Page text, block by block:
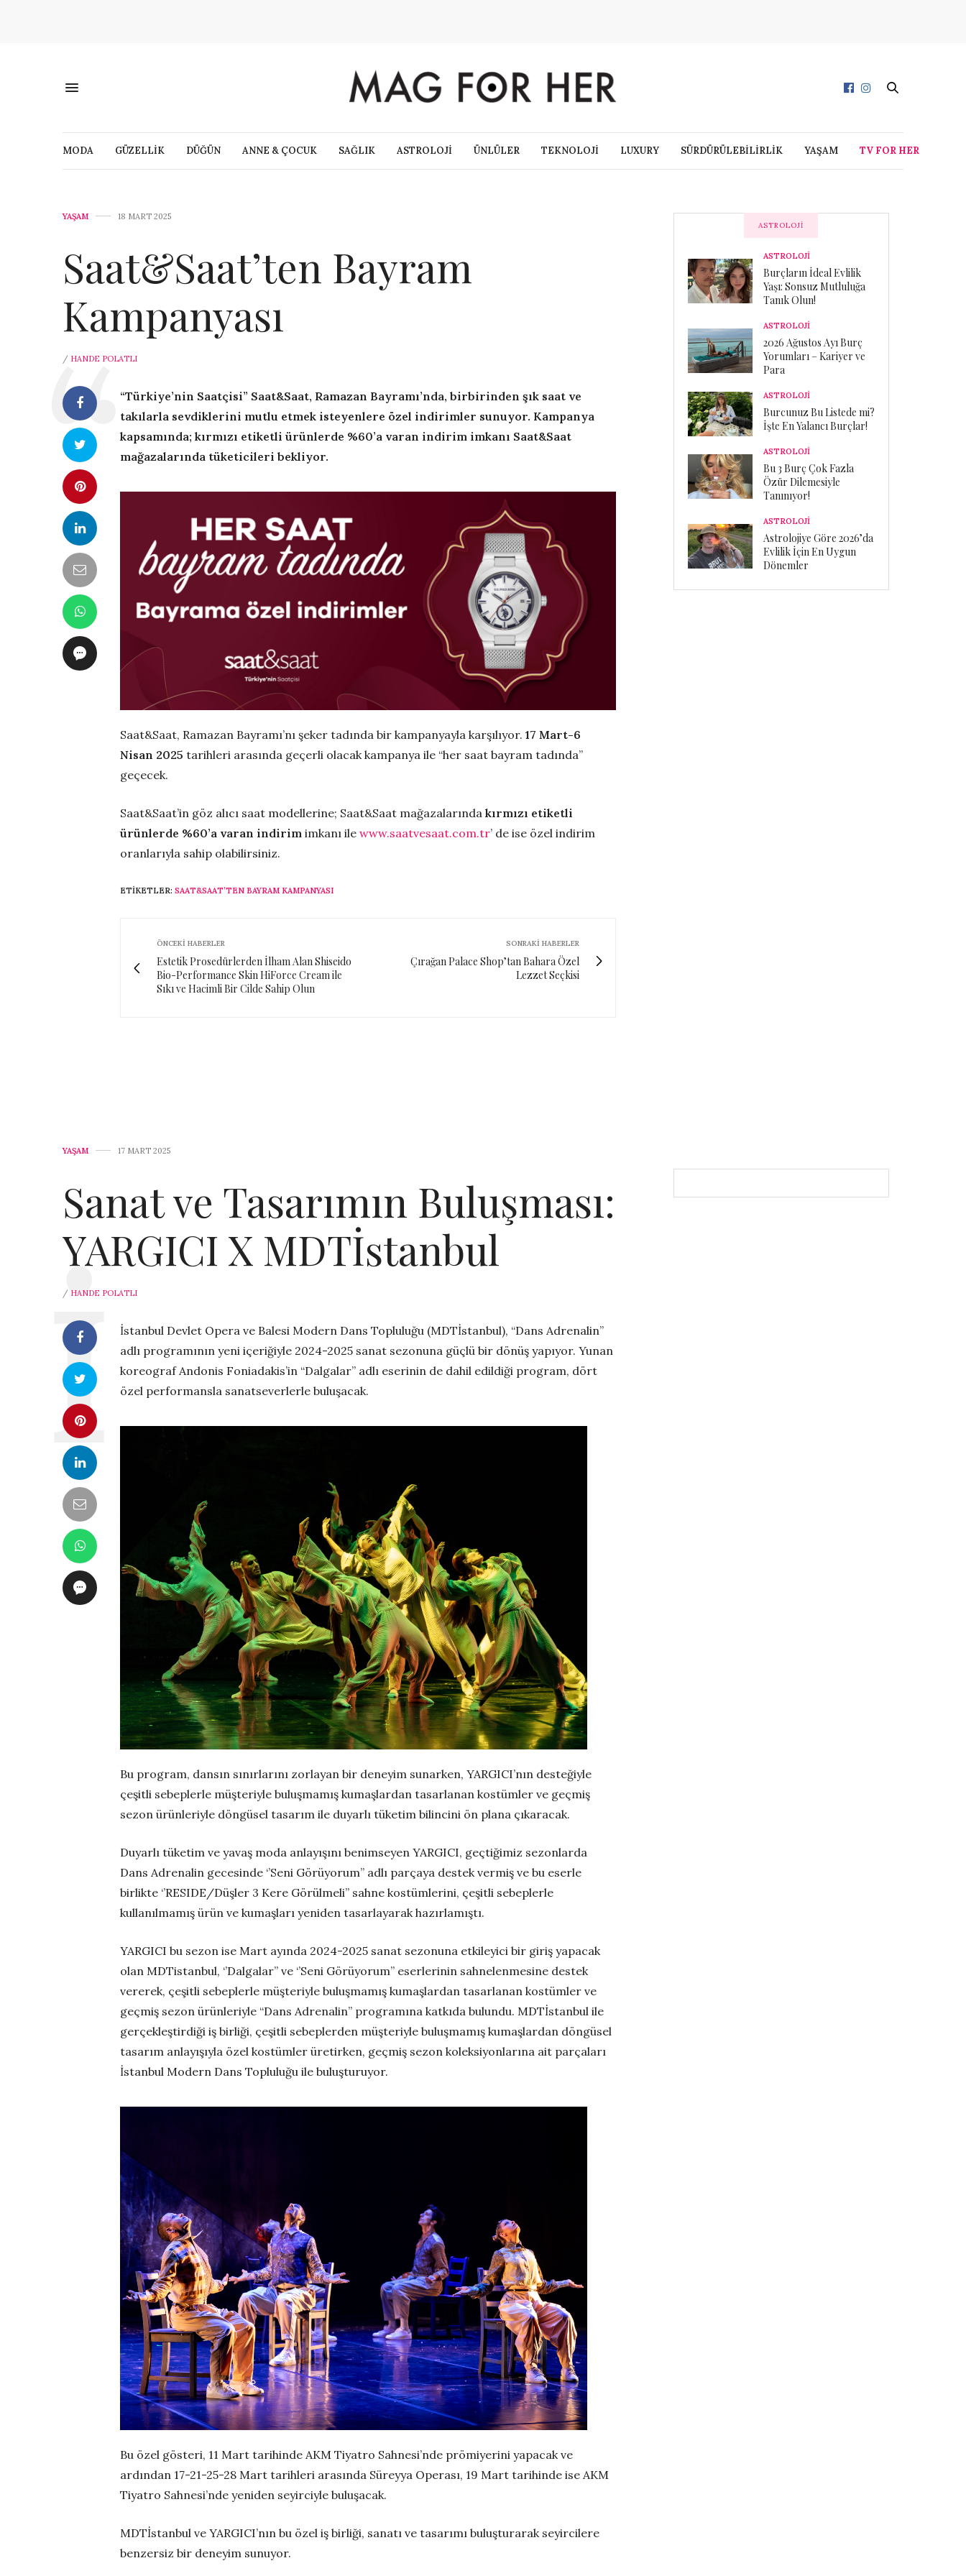
MODA GÜZELLİK DÜĞÜN ANNE & ÇOCUK SAĞLIK ASTROLOJİ ÜNLÜLER TEKNOLOJİ LUXURY SÜRDÜRÜLEBİLİRLİK YAŞAM TV FOR HER
YAŞAM 18 MART 2025
Saat&Saat’ten Bayram
Kampanyası
/ HANDE POLATLI
“Türkiye’nin Saatçisi” Saat&Saat, Ramazan Bayramı’nda, birbirinden şık saat ve
takılarla sevdiklerini mutlu etmek isteyenlere özel indirimler sunuyor. Kampanya
kapsamında; kırmızı etiketli ürünlerde %60’a varan indirim imkanı Saat&Saat
mağazalarında tüketicileri bekliyor.
Saat&Saat, Ramazan Bayramı’nı şeker tadında bir kampanyayla karşılıyor. 17 Mart-6
Nisan 2025 tarihleri arasında geçerli olacak kampanya ile “her saat bayram tadında”
geçecek.
Saat&Saat’in göz alıcı saat modellerine; Saat&Saat mağazalarında kırmızı etiketli
ürünlerde %60’a varan indirim imkanı ile www.saatvesaat.com.tr’ de ise özel indirim
oranlarıyla sahip olabilirsiniz.
ETIKETLER: SAAT&SAAT’TEN BAYRAM KAMPANYASI
ÖNCEKI HABERLER
Estetik Prosedürlerden İlham Alan Shiseido
Bio-Performance Skin HiForce Cream ile
Sıkı ve Hacimli Bir Cilde Sahip Olun
SONRAKI HABERLER
Çırağan Palace Shop’tan Bahara Özel
Lezzet Seçkisi
ASTROLOJI
ASTROLOJİ
Burçların İdeal Evlilik
Yaşı: Sonsuz Mutluluğa
Tanık Olun!
ASTROLOJİ
2026 Ağustos Ayı Burç
Yorumları – Kariyer ve
Para
ASTROLOJİ
Burcunuz Bu Listede mi?
İşte En Yalancı Burçlar!
ASTROLOJİ
Bu 3 Burç Çok Fazla
Özür Dilemesiyle
Tanınıyor!
ASTROLOJİ
Astrolojiye Göre 2026’da
Evlilik İçin En Uygun
Dönemler
YAŞAM 17 MART 2025
Sanat ve Tasarımın Buluşması:
YARGICI X MDTİstanbul
/ HANDE POLATLI
İstanbul Devlet Opera ve Balesi Modern Dans Topluluğu (MDTİstanbul), “Dans Adrenalin”
adlı programının yeni içeriğiyle 2024-2025 sanat sezonuna güçlü bir dönüş yapıyor. Yunan
koreograf Andonis Foniadakis’in “Dalgalar” adlı eserinin de dahil edildiği program, dört
özel performansla sanatseverlerle buluşacak.
Bu program, dansın sınırlarını zorlayan bir deneyim sunarken, YARGICI’nın desteğiyle
çeşitli sebeplerle müşteriyle buluşmamış kumaşlardan tasarlanan kostümler ve geçmiş
sezon ürünleriyle döngüsel tasarım ile duyarlı tüketim bilincini ön plana çıkaracak.
Duyarlı tüketim ve yavaş moda anlayışını benimseyen YARGICI, geçtiğimiz sezonlarda
Dans Adrenalin gecesinde ‘’Seni Görüyorum’’ adlı parçaya destek vermiş ve bu eserle
birlikte ‘’RESIDE/Düşler 3 Kere Görülmeli’’ sahne kostümlerini, çeşitli sebeplerle
kullanılmamış ürün ve kumaşları yeniden tasarlayarak hazırlamıştı.
YARGICI bu sezon ise Mart ayında 2024-2025 sanat sezonuna etkileyici bir giriş yapacak
olan MDTistanbul, ‘’Dalgalar’’ ve ‘’Seni Görüyorum’’ eserlerinin sahnelenmesine destek
vererek, çeşitli sebeplerle müşteriyle buluşmamış kumaşlardan tasarlanan kostümler ve
geçmiş sezon ürünleriyle “Dans Adrenalin” programına katkıda bulundu. MDTİstanbul ile
gerçekleştirdiği iş birliği, çeşitli sebeplerden müşteriyle buluşmamış kumaşlardan döngüsel
tasarım anlayışıyla özel kostümler üretirken, geçmiş sezon koleksiyonlarına ait parçaları
İstanbul Modern Dans Topluluğu ile buluşturuyor.
Bu özel gösteri, 11 Mart tarihinde AKM Tiyatro Sahnesi’nde prömiyerini yapacak ve
ardından 17-21-25-28 Mart tarihleri arasında Süreyya Operası, 19 Mart tarihinde ise AKM
Tiyatro Sahnesi’nde yeniden seyirciyle buluşacak.
MDTİstanbul ve YARGICI’nın bu özel iş birliği, sanatı ve tasarımı buluşturarak seyircilere
benzersiz bir deneyim sunuyor.